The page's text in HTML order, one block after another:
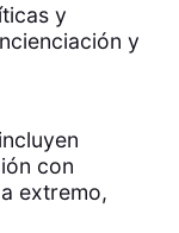
y
y
con
extremo,